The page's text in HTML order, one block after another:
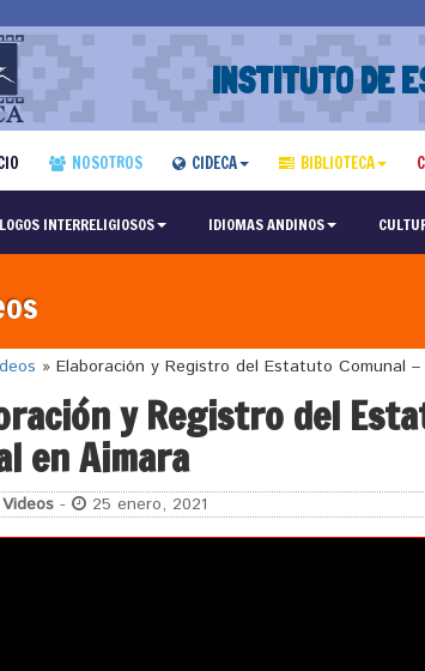
INSTITUTO DE
NOSOTROS CIDECA BIBLIOTECA
INTERRELIGIOSOS IDIOMAS ANDINOS
» Elaboración y Registro del Estatuto Comunal
y Registro del
en Aimara
Videos - 25 enero, 2021